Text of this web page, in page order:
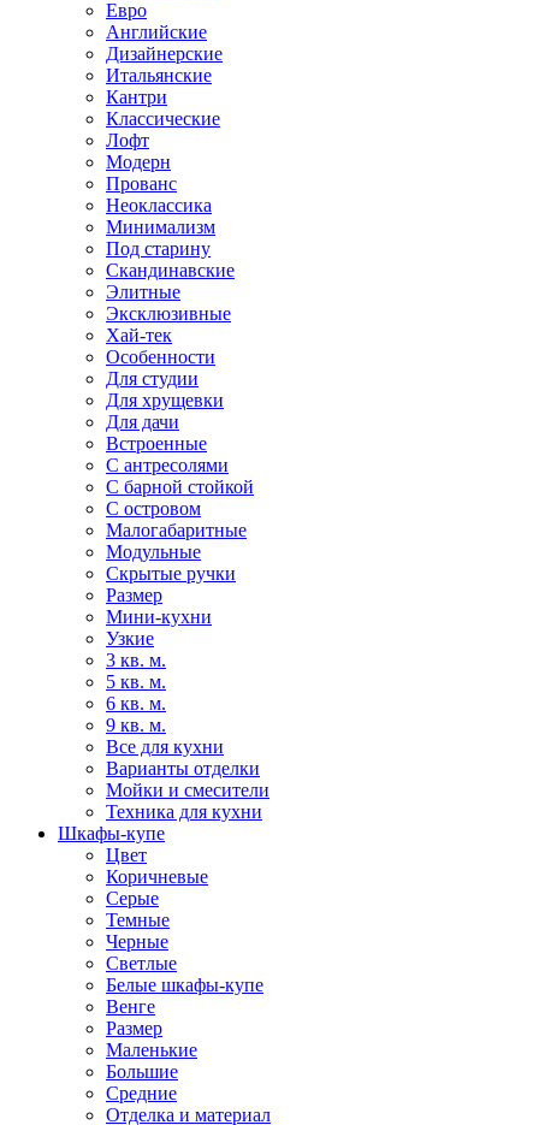
Евро
Английские
Дизайнерские
Итальянские
Кантри
Классические
Лофт
Модерн
Прованс
Неоклассика
Минимализм
Под старину
Скандинавские
Элитные
Эксклюзивные
Хай-тек
Особенности
Для студии
Для хрущевки
Для дачи
Встроенные
С антресолями
С барной стойкой
С островом
Малогабаритные
Модульные
Скрытые ручки
Размер
Мини-кухни
Узкие
3 кв. м.
5 кв. м.
6 кв. м.
9 кв. м.
Все для кухни
Варианты отделки
Мойки и смесители
Техника для кухни
Шкафы-купе
Цвет
Коричневые
Серые
Темные
Черные
Светлые
Белые шкафы-купе
Венге
Размер
Маленькие
Большие
Средние
Отделка и материал